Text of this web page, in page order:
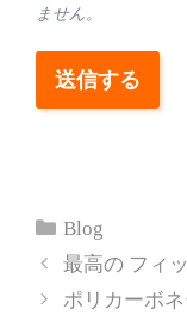
ません。
送信する
カ
テ
リ
Blog
最高の フィ
ポリカーボ